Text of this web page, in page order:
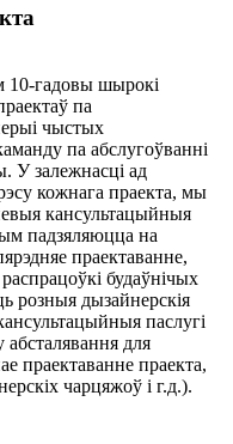
10-гадовы шырокі
па
чыстых
па абслугоўванні
У залежнасці ад
кожнага праекта, мы
кансультацыйныя
падзяляюцца на
праектаванне,
будаўнічых
розныя дызайнерскія
паслугі
для
праектаванне праекта,
чарцяжоў і г.д.).